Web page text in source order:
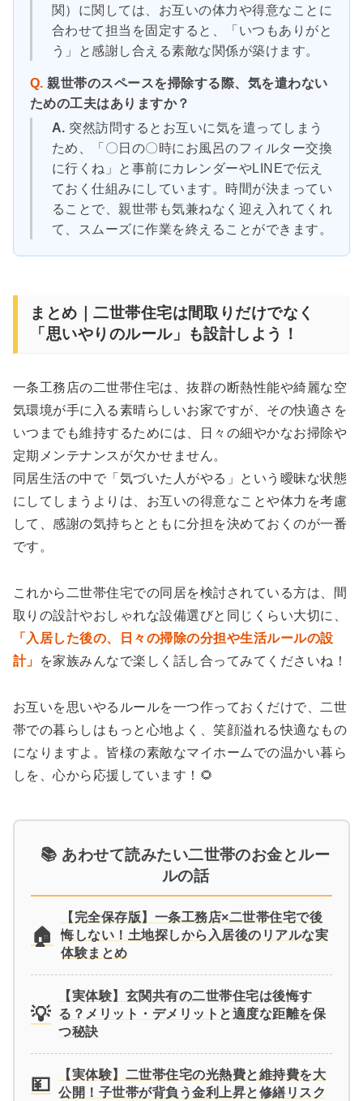
関）に関しては、お互いの体力や得意なことに
合わせて担当を固定すると、「いつもありがと
う」と感謝し合える素敵な関係が築けます。
Q. 親世帯のスペースを掃除する際、気を遣わない
ための工夫はありますか？
A. 突然訪問するとお互いに気を遣ってしまう
ため、「〇日の〇時にお風呂のフィルター交換
に行くね」と事前にカレンダーやLINEで伝え
ておく仕組みにしています。時間が決まってい
ることで、親世帯も気兼ねなく迎え入れてくれ
て、スムーズに作業を終えることができます。
まとめ｜二世帯住宅は間取りだけでなく
「思いやりのルール」も設計しよう！
一条工務店の二世帯住宅は、抜群の断熱性能や綺麗な空
気環境が手に入る素晴らしいお家ですが、その快適さを
いつまでも維持するためには、日々の細やかなお掃除や
定期メンテナンスが欠かせません。
同居生活の中で「気づいた人がやる」という曖昧な状態
にしてしまうよりは、お互いの得意なことや体力を考慮
して、感謝の気持ちとともに分担を決めておくのが一番
です。
これから二世帯住宅での同居を検討されている方は、間
取りの設計やおしゃれな設備選びと同じくらい大切に、
「入居した後の、日々の掃除の分担や生活ルールの設
計」
を家族みんなで楽しく話し合ってみてくださいね！
お互いを思いやるルールを一つ作っておくだけで、二世
帯での暮らしはもっと心地よく、笑顔溢れる快適なもの
になりますよ。皆様の素敵なマイホームでの温かい暮ら
しを、心から応援しています！🌻
📚 あわせて読みたい二世帯のお金とルー
ルの話
🏠
【完全保存版】一条工務店×二世帯住宅で後
悔しない！土地探しから入居後のリアルな実
体験まとめ
💡
【実体験】玄関共有の二世帯住宅は後悔す
る？メリット・デメリットと適度な距離を保
つ秘訣
💴
【実体験】二世帯住宅の光熱費と維持費を大
公開！子世帯が背負う金利上昇と修繕リスク